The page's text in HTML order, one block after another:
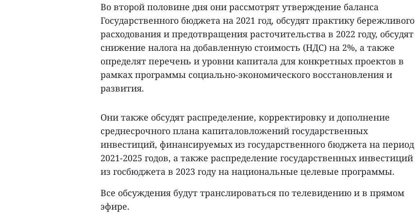
Во второй половине дня они рассмотрят утверждение баланса
Государственного бюджета на 2021 год, обсудят практику бережливого
расходования и предотвращения расточительства в 2022 году, обсудят
снижение налога на добавленную стоимость (НДС) на 2%, а также
определят перечень и уровни капитала для конкретных проектов в
рамках программы социально-экономического восстановления и
развития.
Они также обсудят распределение, корректировку и дополнение
среднесрочного плана капиталовложений государственных
инвестиций, финансируемых из государственного бюджета на период
2021-2025 годов, а также распределение государственных инвестиций
из госбюджета в 2023 году на национальные целевые программы.
Все обсуждения будут транслироваться по телевидению и в прямом
эфире.